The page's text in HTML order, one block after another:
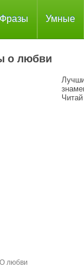
Фразы Умные
о любви
О любви